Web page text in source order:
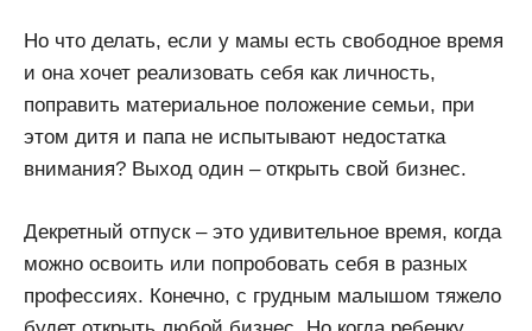
Но что делать, если у мамы есть свободное время
и она хочет реализовать себя как личность,
поправить материальное положение семьи, при
этом дитя и папа не испытывают недостатка
внимания? Выход один – открыть свой бизнес.
Декретный отпуск – это удивительное время, когда
можно освоить или попробовать себя в разных
профессиях. Конечно, с грудным малышом тяжело